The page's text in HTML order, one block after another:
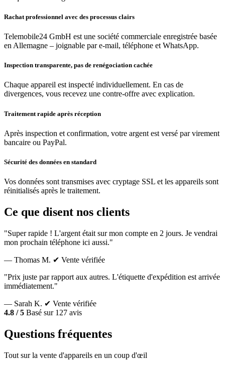
Rachat professionnel avec des processus clairs
Telemobile24 GmbH est une société commerciale enregistrée basée
en Allemagne – joignable par e-mail, téléphone et WhatsApp.
Inspection transparente, pas de renégociation cachée
Chaque appareil est inspecté individuellement. En cas de
divergences, vous recevez une contre-offre avec explication.
Traitement rapide après réception
Après inspection et confirmation, votre argent est versé par virement
bancaire ou PayPal.
Sécurité des données en standard
Vos données sont transmises avec cryptage SSL et les appareils sont
réinitialisés après le traitement.
Ce que disent nos clients
"Super rapide ! L'argent était sur mon compte en 2 jours. Je vendrai
mon prochain téléphone ici aussi."
— Thomas M. ✔ Vente vérifiée
"Prix juste par rapport aux autres. L'étiquette d'expédition est arrivée
immédiatement."
— Sarah K. ✔ Vente vérifiée
4.8 / 5 Basé sur 127 avis
Questions fréquentes
Tout sur la vente d'appareils en un coup d'œil